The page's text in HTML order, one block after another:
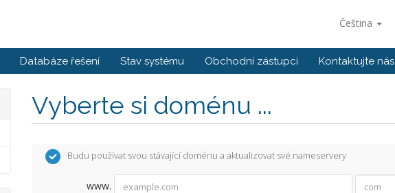
Čeština
Databáze řešení Stav systému Obchodní zástupci Kontaktujte nás
Vyberte si doménu ...
Budu používat svou stávající doménu a aktualizovat své nameservery
www.